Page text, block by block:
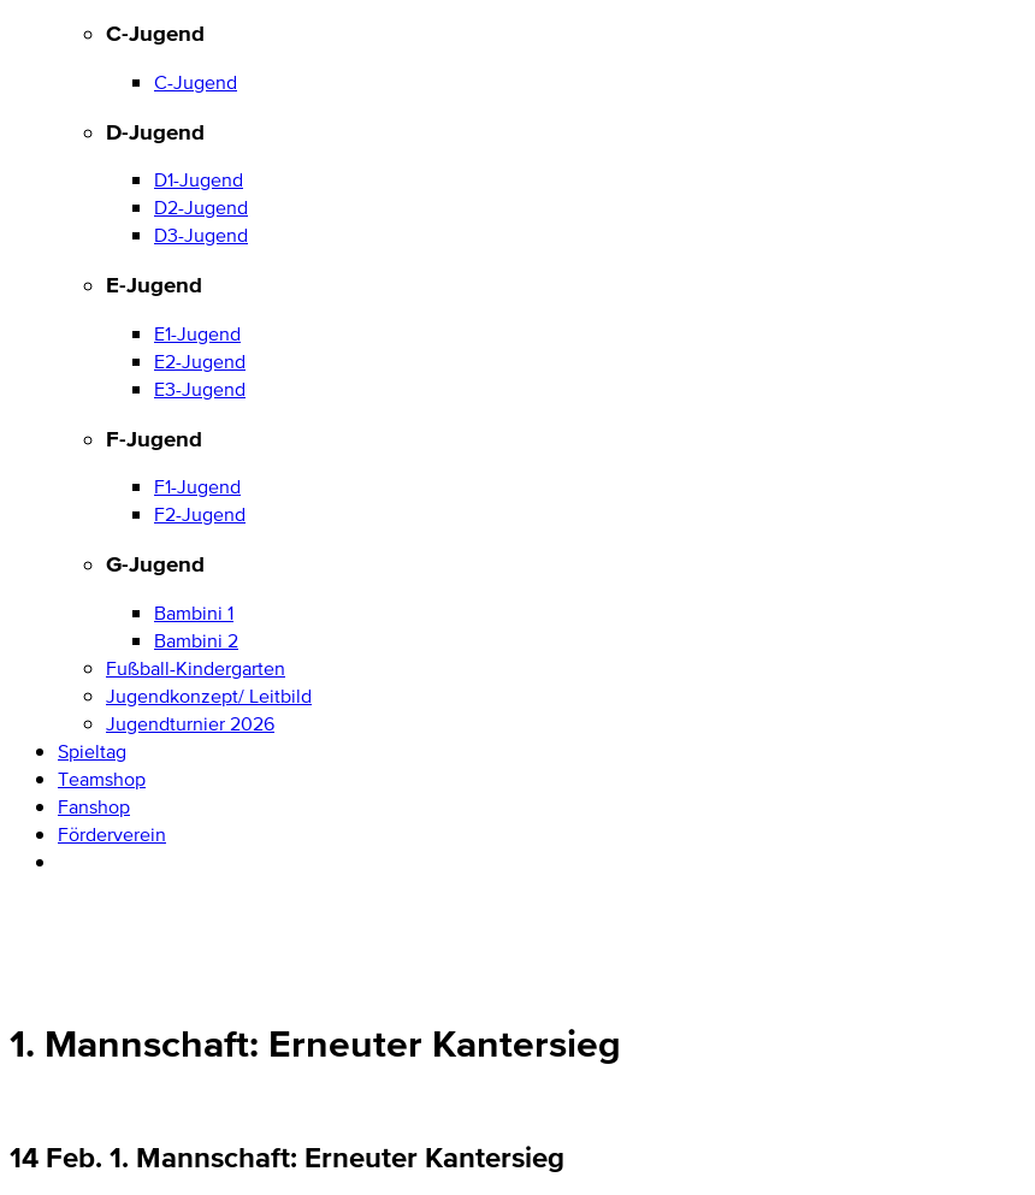
C-Jugend
C-Jugend
D-Jugend
D1-Jugend
D2-Jugend
D3-Jugend
E-Jugend
E1-Jugend
E2-Jugend
E3-Jugend
F-Jugend
F1-Jugend
F2-Jugend
G-Jugend
Bambini 1
Bambini 2
Fußball-Kindergarten
Jugendkonzept/ Leitbild
Jugendturnier 2026
Spieltag
Teamshop
Fanshop
Förderverein
1. Mannschaft: Erneuter Kantersieg
14 Feb. 1. Mannschaft: Erneuter Kantersieg